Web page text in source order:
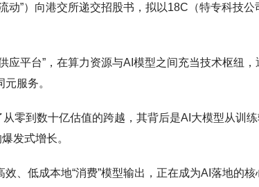
动”）向港交所递交招股书，拟以18C（特专科技
应平台”，在算力资源与AI模型之间充当技术枢纽，
服务。
零到数十亿估值的跨越，其背后是AI大模型从训
发式增长。
、低成本地“消费”模型输出，正在成为AI落地的核